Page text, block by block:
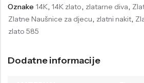
Oznake 14K, 14K zlato, zlatarne diva,
Zlatne Naušnice za djecu, zlatni nakit,
zlato 585
Dodatne informacije